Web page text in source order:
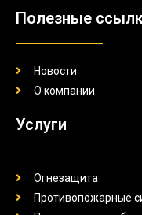
Полезные
Новости
О компании
Услуги
Огнезащита
Противопожарные